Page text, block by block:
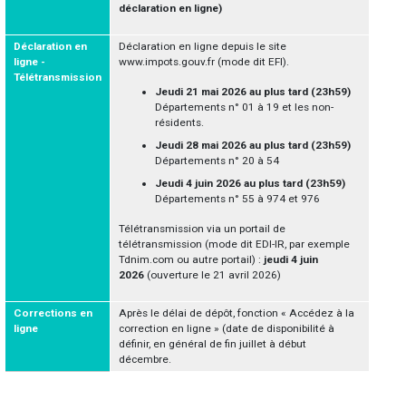
déclaration en ligne)
Déclaration en
ligne -
Télétransmission
Déclaration en ligne depuis le site
www.impots.gouv.fr (mode dit EFI).
Jeudi 21 mai 2026 au plus tard (23h59)
Départements n° 01 à 19 et les non-
résidents.
Jeudi 28 mai 2026 au plus tard (23h59)
Départements n° 20 à 54
Jeudi 4 juin 2026 au plus tard (23h59)
Départements n° 55 à 974 et 976
Télétransmission via un portail de
télétransmission (mode dit EDI-IR, par exemple
Tdnim.com ou autre portail) : jeudi 4 juin
2026 (ouverture le 21 avril 2026)
Corrections en
ligne
Après le délai de dépôt, fonction « Accédez à la
correction en ligne » (date de disponibilité à
définir, en général de fin juillet à début
décembre.